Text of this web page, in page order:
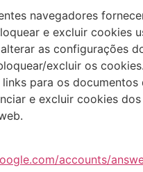
navegadores
e excluir cookies
as configurações
excluir os
para os documentos
e excluir cookies
accounts/